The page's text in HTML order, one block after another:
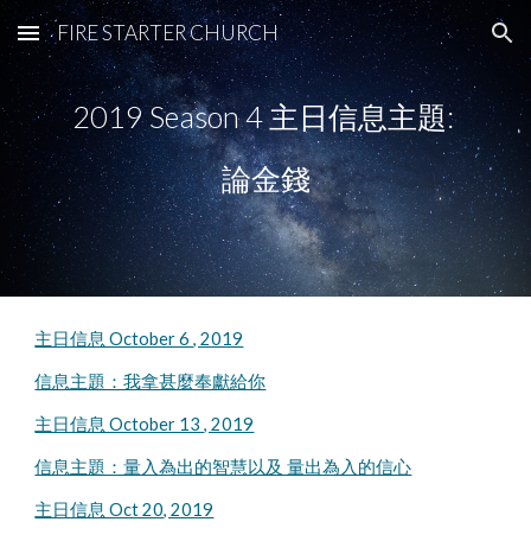
Skip to main content Skip to navigation
FIRE STARTER CHURCH
2019 Season 4 主日信息主題:
論金錢
主日信息 October 6 , 2019
信息主題：我拿甚麼奉獻給你
主日信息 October 13 , 2019
信息主題：量入為出的智慧以及 量出為入的信心
主日信息 Oct 20, 2019